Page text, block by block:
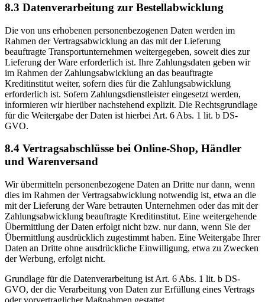
8.3 Datenverarbeitung zur Bestellabwicklung
Die von uns erhobenen personenbezogenen Daten werden im
Rahmen der Vertragsabwicklung an das mit der Lieferung
beauftragte Transportunternehmen weitergegeben, soweit dies zur
Lieferung der Ware erforderlich ist. Ihre Zahlungsdaten geben wir
im Rahmen der Zahlungsabwicklung an das beauftragte
Kreditinstitut weiter, sofern dies für die Zahlungsabwicklung
erforderlich ist. Sofern Zahlungsdienstleister eingesetzt werden,
informieren wir hierüber nachstehend explizit. Die Rechtsgrundlage
für die Weitergabe der Daten ist hierbei Art. 6 Abs. 1 lit. b DS-
GVO.
8.4 Vertragsabschlüsse bei Online-Shop, Händler
und Warenversand
Wir übermitteln personenbezogene Daten an Dritte nur dann, wenn
dies im Rahmen der Vertragsabwicklung notwendig ist, etwa an die
mit der Lieferung der Ware betrauten Unternehmen oder das mit der
Zahlungsabwicklung beauftragte Kreditinstitut. Eine weitergehende
Übermittlung der Daten erfolgt nicht bzw. nur dann, wenn Sie der
Übermittlung ausdrücklich zugestimmt haben. Eine Weitergabe Ihrer
Daten an Dritte ohne ausdrückliche Einwilligung, etwa zu Zwecken
der Werbung, erfolgt nicht.
Grundlage für die Datenverarbeitung ist Art. 6 Abs. 1 lit. b DS-
GVO, der die Verarbeitung von Daten zur Erfüllung eines Vertrags
oder vorvertraglicher Maßnahmen gestattet.